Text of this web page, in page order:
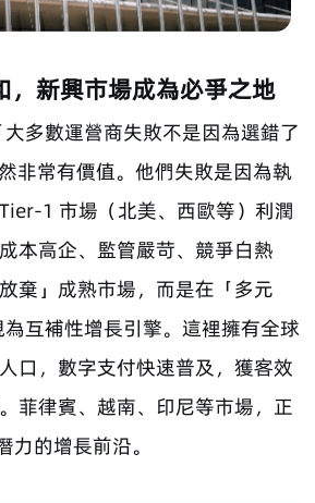
，新興市場成為必爭之地
多數運營商失敗不是因為選錯了
非常有價值。他們失敗是因為執
1 市場（北美、西歐等）利潤
本高企、監管嚴苛、競爭白熱
棄」成熟市場，而是在「多元
互補性增長引擎。這裡擁有全球
口，數字支付快速普及，獲客效
菲律賓、越南、印尼等市場，正
力的增長前沿。